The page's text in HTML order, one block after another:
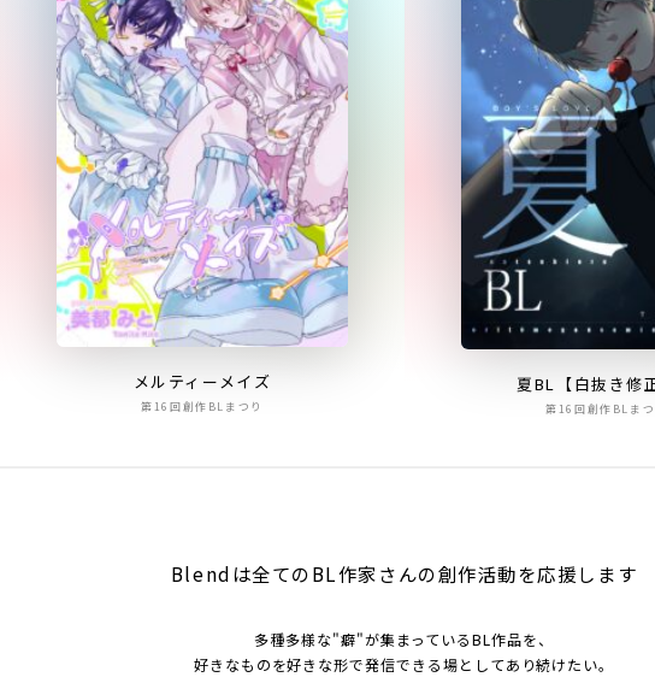
メルティーメイズ
第16回創作BLまつり
夏BL【白抜き修
第16回創作BLまつ
Blendは全てのBL作家さんの創作活動を応援します
多種多様な"癖"が集まっているBL作品を、
好きなものを好きな形で発信できる場としてあり続けたい。